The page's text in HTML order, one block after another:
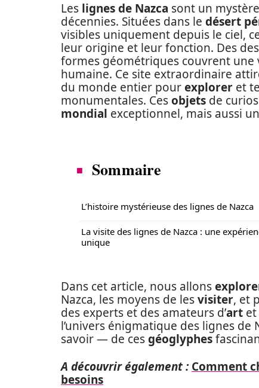
Les lignes de Nazca sont un
décennies. Situées dans le désert
visibles uniquement depuis le ciel,
leur origine et leur fonction. Des
formes géométriques couvrent une
humaine. Ce site extraordinaire
du monde entier pourexplorer et
monumentales. Cesobjets de
mondial exceptionnel, mais aussi
Sommaire
L’histoire mystérieuse des lignes de Nazca
La visite des lignes de Nazca : une
unique
Dans cet article, nous allons
Nazca, les moyens de lesvisiter, et
des experts et des amateurs d’art
l’univers énigmatique des lignes de
savoir — de cesgéoglyphes
A découvrir également : Comment
besoins